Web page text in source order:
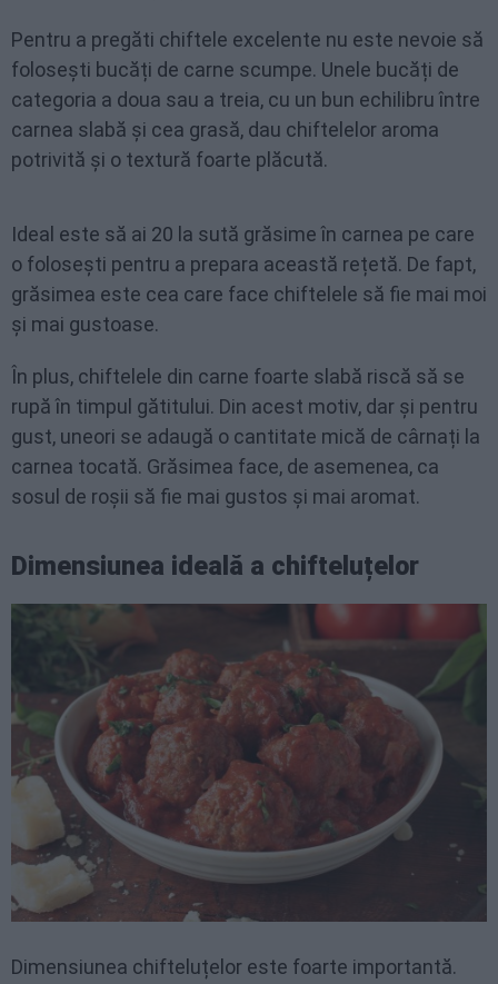
Pentru a pregăti chiftele excelente nu este nevoie să
folosești bucăți de carne scumpe. Unele bucăți de
categoria a doua sau a treia, cu un bun echilibru între
carnea slabă și cea grasă, dau chiftelelor aroma
potrivită și o textură foarte plăcută.
Ideal este să ai 20 la sută grăsime în carnea pe care
o folosești pentru a prepara această rețetă. De fapt,
grăsimea este cea care face chiftelele să fie mai moi
și mai gustoase.
În plus, chiftelele din carne foarte slabă riscă să se
rupă în timpul gătitului. Din acest motiv, dar și pentru
gust, uneori se adaugă o cantitate mică de cârnați la
carnea tocată. Grăsimea face, de asemenea, ca
sosul de roșii să fie mai gustos și mai aromat.
Dimensiunea ideală a chifteluțelor
Dimensiunea chifteluțelor este foarte importantă.